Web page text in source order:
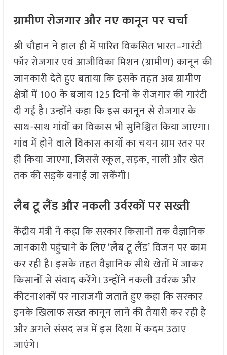
ग्रामीण रोजगार और नए कानून पर चर्चा
श्री चौहान ने हाल ही में पारित विकसित भारत–गारंटी
फॉर रोजगार एवं आजीविका मिशन (ग्रामीण) कानून की
जानकारी देते हुए बताया कि इसके तहत अब ग्रामीण
क्षेत्रों में 100 के बजाय 125 दिनों के रोजगार की गारंटी
दी गई है। उन्होंने कहा कि इस कानून से रोजगार के
साथ-साथ गांवों का विकास भी सुनिश्चित किया जाएगा।
गांव में होने वाले विकास कार्यों का चयन ग्राम स्तर पर
ही किया जाएगा, जिससे स्कूल, सड़क, नाली और खेत
तक की सड़कें बनाई जा सकेंगी।
लैब टू लैंड और नकली उर्वरकों पर सख्ती
केंद्रीय मंत्री ने कहा कि सरकार किसानों तक वैज्ञानिक
जानकारी पहुंचाने के लिए ‘लैब टू लैंड’ विजन पर काम
कर रही है। इसके तहत वैज्ञानिक सीधे खेतों में जाकर
किसानों से संवाद करेंगे। उन्होंने नकली उर्वरक और
कीटनाशकों पर नाराजगी जताते हुए कहा कि सरकार
इनके खिलाफ सख्त कानून लाने की तैयारी कर रही है
और अगले संसद सत्र में इस दिशा में कदम उठाए
जाएंगे।